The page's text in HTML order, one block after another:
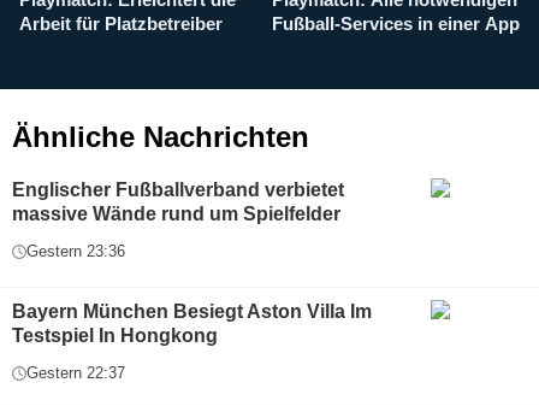
Arbeit für Platzbetreiber
Fußball-Services in einer App
Ähnliche Nachrichten
Englischer Fußballverband verbietet
massive Wände rund um Spielfelder
Gestern 23:36
Bayern München Besiegt Aston Villa Im
Testspiel In Hongkong
Gestern 22:37